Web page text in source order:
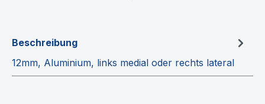
Beschreibung
12mm, Aluminium, links medial oder rechts lateral